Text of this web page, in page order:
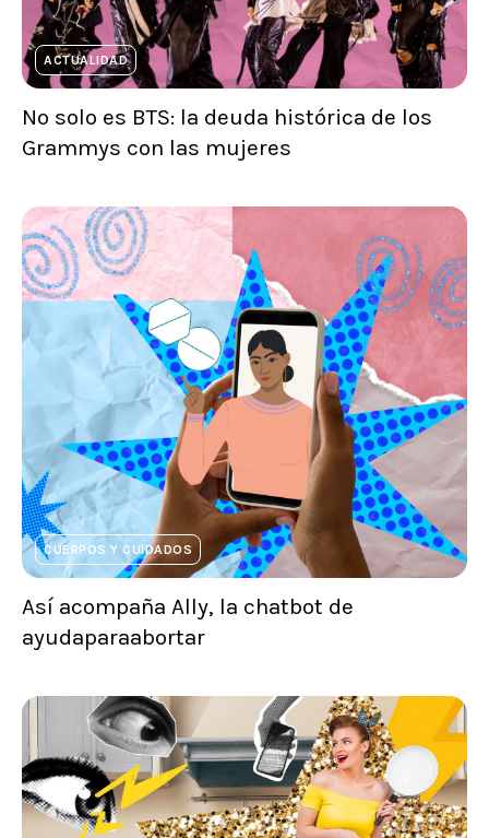
ACTUALIDAD
No solo es BTS: la deuda histórica de los
Grammys con las mujeres
CUERPOS Y CUIDADOS
Así acompaña Ally, la chatbot de
ayudaparaabortar